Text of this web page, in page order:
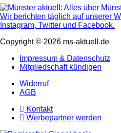
Copyright © 2026 ms-aktuell.de
Impressum & Datenschutz
Mitgliedschaft kündigen
Widerruf
AGB
Kontakt
Werbepartner werden